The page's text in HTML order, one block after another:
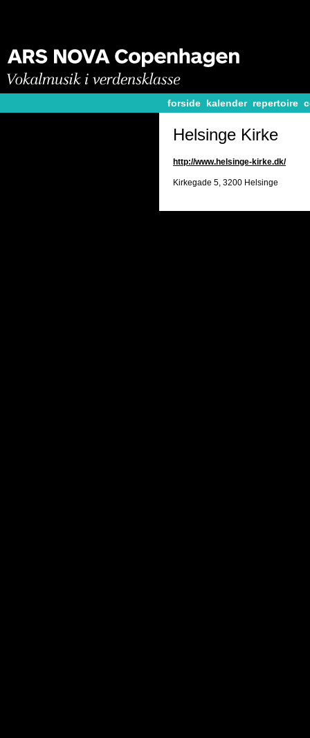
forside kalender repertoire
Helsinge Kirke
http://www.helsinge-kirke.dk/
Kirkegade 5, 3200 Helsinge